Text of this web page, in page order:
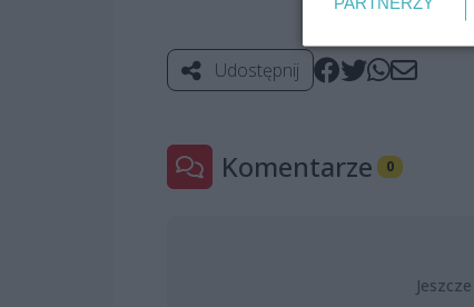
Udostępnij
Komentarze 0